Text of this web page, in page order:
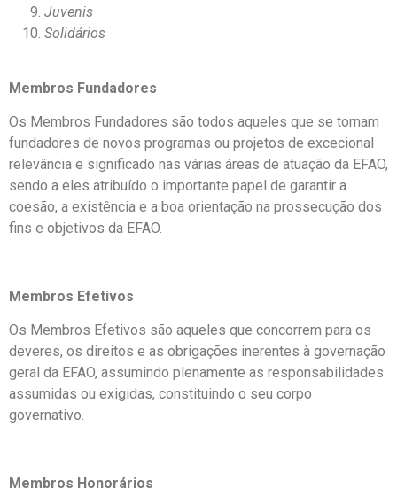
Juvenis
Solidários
Membros Fundadores
Os Membros Fundadores são todos aqueles que se tornam
fundadores de novos programas ou projetos de excecional
relevância e significado nas várias áreas de atuação da EFAO,
sendo a eles atribuído o importante papel de garantir a
coesão, a existência e a boa orientação na prossecução dos
fins e objetivos da EFAO.
Membros Efetivos
Os Membros Efetivos são aqueles que concorrem para os
deveres, os direitos e as obrigações inerentes à governação
geral da EFAO, assumindo plenamente as responsabilidades
assumidas ou exigidas, constituindo o seu corpo
governativo.
Membros Honorários